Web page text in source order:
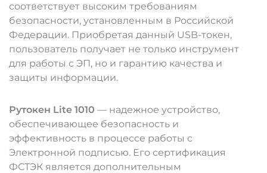
соответствует высоким требованиям
безопасности, установленным в Российской
Федерации. Приобретая данный USB-токен,
пользователь получает не только инструмент
для работы с ЭП, но и гарантию качества и
защиты информации.
Рутокен Lite 1010 — надежное устройство,
обеспечивающее безопасность и
эффективность в процессе работы с
Электронной подписью. Его сертификация
ФСТЭК является дополнительным